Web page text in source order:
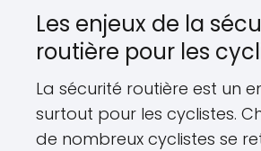
Les enjeux de la
routière pour les
La sécurité routière est un
surtout pour les cyclistes.
de nombreux cyclistes se